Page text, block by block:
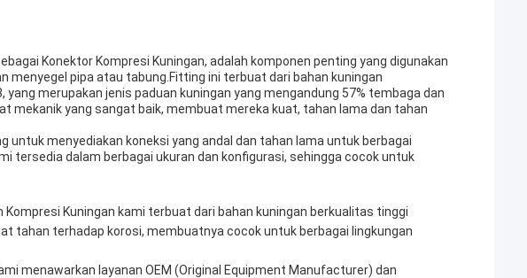
Konektor Kompresi Kuningan, adalah komponen penting yang digunakan
menyegel pipa atau tabung.Fitting ini terbuat dari bahan kuningan
yang merupakan jenis paduan kuningan yang mengandung 57% tembaga dan
mekanik yang sangat baik, membuat mereka kuat, tahan lama dan tahan
untuk menyediakan koneksi yang andal dan tahan lama untuk berbagai
tersedia dalam berbagai ukuran dan konfigurasi, sehingga cocok untuk
Kompresi Kuningan kami terbuat dari bahan kuningan berkualitas tinggi
tahan terhadap korosi, membuatnya cocok untuk berbagai lingkungan
menawarkan layanan OEM (Original Equipment Manufacturer) dan